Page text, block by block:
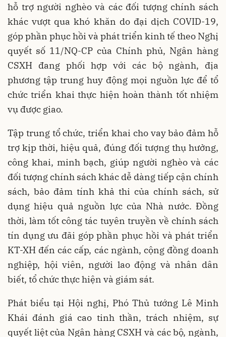
hỗ trợ người nghèo và các đối tượng chính sách
khác vượt qua khó khăn do đại dịch COVID-19,
góp phần phục hồi và phát triển kinh tế theo Nghị
quyết số 11/NQ-CP của Chính phủ, Ngân hàng
CSXH đang phối hợp với các bộ ngành, địa
phương tập trung huy động mọi nguồn lực để tổ
chức triển khai thực hiện hoàn thành tốt nhiệm
vụ được giao.
Tập trung tổ chức, triển khai cho vay bảo đảm hỗ
trợ kịp thời, hiệu quả, đúng đối tượng thụ hưởng,
công khai, minh bạch, giúp người nghèo và các
đối tượng chính sách khác dễ dàng tiếp cận chính
sách, bảo đảm tính khả thi của chính sách, sử
dụng hiệu quả nguồn lực của Nhà nước. Đồng
thời, làm tốt công tác tuyên truyền về chính sách
tín dụng ưu đãi góp phần phục hồi và phát triển
KT-XH đến các cấp, các ngành, cộng đồng doanh
nghiệp, hội viên, người lao động và nhân dân
biết, tổ chức thực hiện và giám sát.
Phát biểu tại Hội nghị, Phó Thủ tướng Lê Minh
Khái đánh giá cao tinh thần, trách nhiệm, sự
quyết liệt của Ngân hàng CSXH và các bộ, ngành,